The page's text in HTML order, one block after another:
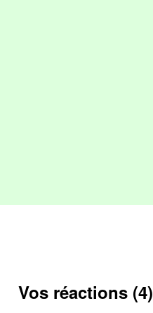
Vos réactions (4)